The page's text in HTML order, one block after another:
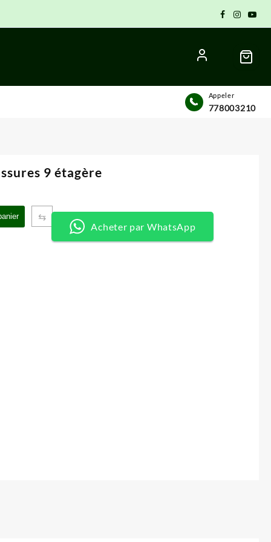
Appeler
778003210
9 étagère
⇆
Acheter par WhatsApp